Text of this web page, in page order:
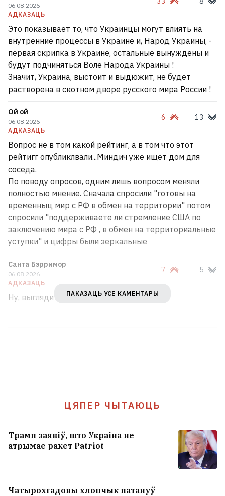
06.08.2026
АДКАЗАЦЬ
Это показывает то, что Украинцы могут влиять на
внутренние процессы в Украине и, Народ Украины, -
первая скрипка в Украине, остальные вынуждены и
будут подчиняться Воле Народа Украины !
Значит, Украина, выстоит и выдюжит, не будет
растворена в скотном дворе русского мира России !
Ой ой
06.08.2026
АДКАЗАЦЬ
6 13
Вопрос не в том какой рейтинг, а в том что этот
рейтигг опубликлвали...Миндич уже ищет дом для
соседа.
По поводу опросов, одним лишь вопросом меняли
полностью мнение. Сначала спросили "готовы на
временныц мир с РФ в обмен на территории" потом
спросили "поддерживаете ли стремление США по
заключению мира с РФ , в обмен на территориальные
уступки" и цифры были зеркальные
Санта Бэрримор
06.08.2026
АДКАЗАЦЬ
7 5
Ну, выглядит правдоподобно.
ПАКАЗАЦЬ УСЕ КАМЕНТАРЫ
ЦЯПЕР ЧЫТАЮЦЬ
Трамп заявіў, што Украіна не
атрымае ракет Patriot
Чатырохгадовы хлопчык патануў